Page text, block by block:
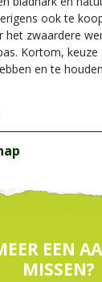
ook te
het zwaardere
Kortom,
en te
EEN
MISSEN?